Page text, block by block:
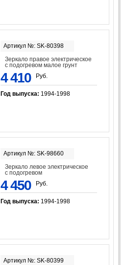
Артикул №: SK-80398
Зеркало правое электрическое
с подогревом малое грунт
4 410 Руб.
Год выпуска: 1994-1998
Артикул №: SK-98660
Зеркало левое электрическое
с подогревом
4 450 Руб.
Год выпуска: 1994-1998
Артикул №: SK-80399